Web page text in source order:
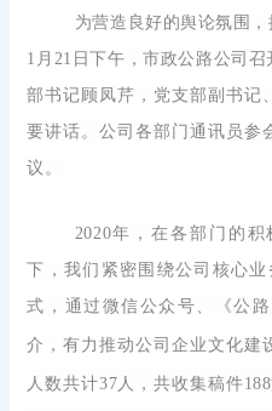
为营造良好的舆论氛围
1月21日下午，市政公路公司
部书记顾凤芹，党支部副书记
要讲话。公司各部门通讯员参
议。
2020年，在各部门的
下，我们紧密围绕公司核心
式，通过微信公众号、《公
介，有力推动公司企业文化建
人数共计37人，共收集稿件